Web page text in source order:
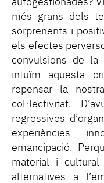
autogestionades?
més grans dels
sorprenents i
els efectes
convulsions de la
intuïm aquesta
repensar la
col·lectivitat.
regressives
experiències
emancipació.
material i cultural
alternatives a